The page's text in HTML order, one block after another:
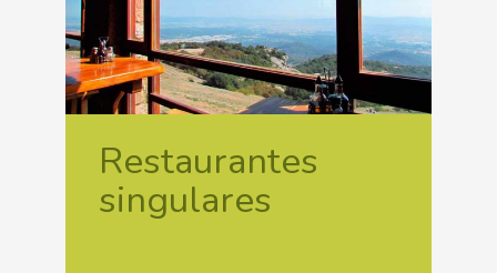
Restaurantes
singulares